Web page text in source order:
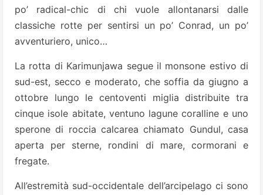
po’ radical-chic di chi vuole allontanarsi dalle
classiche rotte per sentirsi un po’ Conrad, un po’
avventuriero, unico…
La rotta di Karimunjawa segue il monsone estivo di
sud-est, secco e moderato, che soffia da giugno a
ottobre lungo le centoventi miglia distribuite tra
cinque isole abitate, ventuno lagune coralline e uno
sperone di roccia calcarea chiamato Gundul, casa
aperta per sterne, rondini di mare, cormorani e
fregate.
All’estremità sud-occidentale dell’arcipelago ci sono